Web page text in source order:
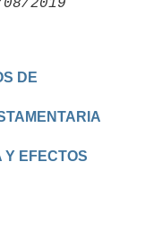
DE
Y EFECTOS